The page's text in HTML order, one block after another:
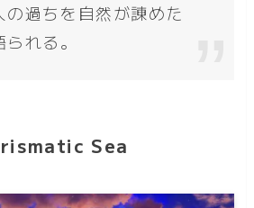
の過ちを自然が諌めた
れる。
Sea